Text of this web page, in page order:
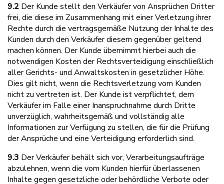
9.2 Der Kunde stellt den Verkäufer von Ansprüchen Dritter
frei, die diese im Zusammenhang mit einer Verletzung ihrer
Rechte durch die vertragsgemäße Nutzung der Inhalte des
Kunden durch den Verkäufer diesem gegenüber geltend
machen können. Der Kunde übernimmt hierbei auch die
notwendigen Kosten der Rechtsverteidigung einschließlich
aller Gerichts- und Anwaltskosten in gesetzlicher Höhe.
Dies gilt nicht, wenn die Rechtsverletzung vom Kunden
nicht zu vertreten ist. Der Kunde ist verpflichtet, dem
Verkäufer im Falle einer Inanspruchnahme durch Dritte
unverzüglich, wahrheitsgemäß und vollständig alle
Informationen zur Verfügung zu stellen, die für die Prüfung
der Ansprüche und eine Verteidigung erforderlich sind.
9.3 Der Verkäufer behält sich vor, Verarbeitungsaufträge
abzulehnen, wenn die vom Kunden hierfür überlassenen
Inhalte gegen gesetzliche oder behördliche Verbote oder